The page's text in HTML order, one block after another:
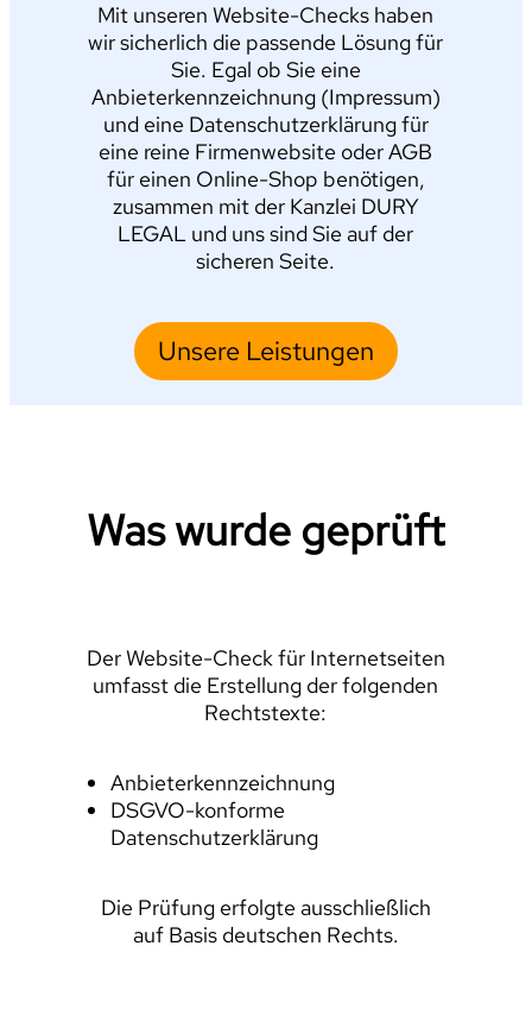
Mit unseren Website-Checks haben
wir sicherlich die passende Lösung für
Sie. Egal ob Sie eine
Anbieterkennzeichnung (Impressum)
und eine Datenschutzerklärung für
eine reine Firmenwebsite oder AGB
für einen Online-Shop benötigen,
zusammen mit der Kanzlei DURY
LEGAL und uns sind Sie auf der
sicheren Seite.
Unsere Leistungen
Was wurde geprüft
Der Website-Check für Internetseiten
umfasst die Erstellung der folgenden
Rechtstexte:
Anbieterkennzeichnung
DSGVO-konforme
Datenschutzerklärung
Die Prüfung erfolgte ausschließlich
auf Basis deutschen Rechts.